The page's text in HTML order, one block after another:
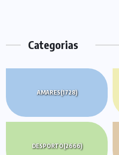
Categorias
AMARES(1728)
DESPORTO(2666)